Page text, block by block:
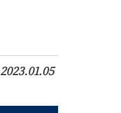
2023.01.05